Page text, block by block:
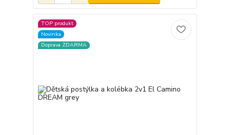
TOP produkt
Novinka
Doprava ZDARMA